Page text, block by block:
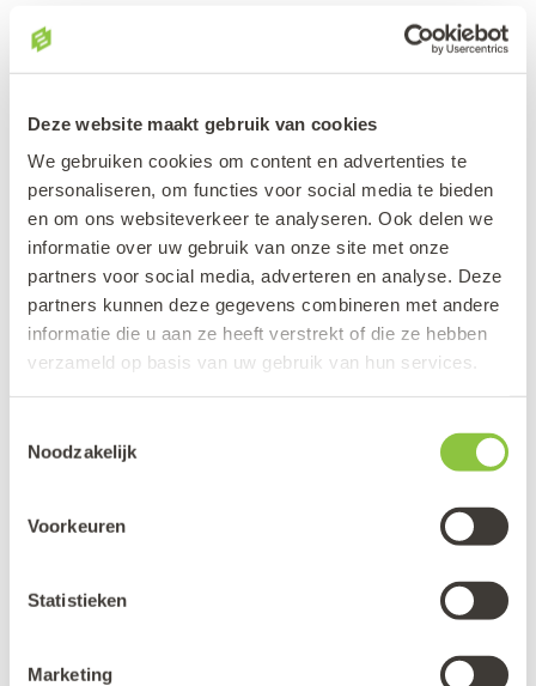
Deze website maakt gebruik van cookies
We gebruiken cookies om content en advertenties te
personaliseren, om functies voor social media te bieden
en om ons websiteverkeer te analyseren. Ook delen we
informatie over uw gebruik van onze site met onze
partners voor social media, adverteren en analyse. Deze
partners kunnen deze gegevens combineren met andere
informatie die u aan ze heeft verstrekt of die ze hebben
verzameld op basis van uw gebruik van hun services.
Noodzakelijk
Voorkeuren
Statistieken
Marketing
Inzicht in laag risico en hoog risico
AI-toepassingen.
AI Companions ontwerpen met
heldere rolafbakening.
Expliciete AI-afspraken formuleren
voor studenten.
Kritisch denken versterken met AI
Een AI-bewuste lesopdracht voor je
eigen vakgebied.
Onderbouwde verantwoording
richting team en examencommissie.